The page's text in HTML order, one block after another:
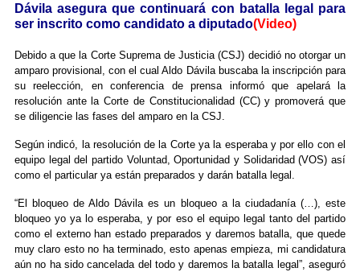
Dávila asegura que continuará con batalla legal para
ser inscrito como candidato a diputado(Video)
Debido a que la Corte Suprema de Justicia (CSJ) decidió no otorgar un
amparo provisional, con el cual Aldo Dávila buscaba la inscripción para
su reelección, en conferencia de prensa informó que apelará la
resolución ante la Corte de Constitucionalidad (CC) y promoverá que
se diligencie las fases del amparo en la CSJ.
Según indicó, la resolución de la Corte ya la esperaba y por ello con el
equipo legal del partido Voluntad, Oportunidad y Solidaridad (VOS) así
como el particular ya están preparados y darán batalla legal.
“El bloqueo de Aldo Dávila es un bloqueo a la ciudadanía (…), este
bloqueo yo ya lo esperaba, y por eso el equipo legal tanto del partido
como el externo han estado preparados y daremos batalla, que quede
muy claro esto no ha terminado, esto apenas empieza, mi candidatura
aún no ha sido cancelada del todo y daremos la batalla legal”, aseguró